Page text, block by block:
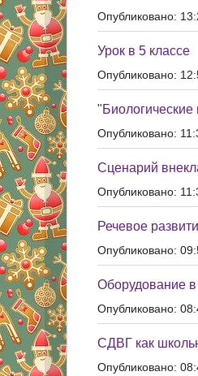
Опубликовано:
Урок в 5 классе
Опубликовано:
"Биологические
Опубликовано:
Сценарий
Опубликовано:
Речевое
Опубликовано:
Оборудование в
Опубликовано:
СДВГ как
Опубликовано: